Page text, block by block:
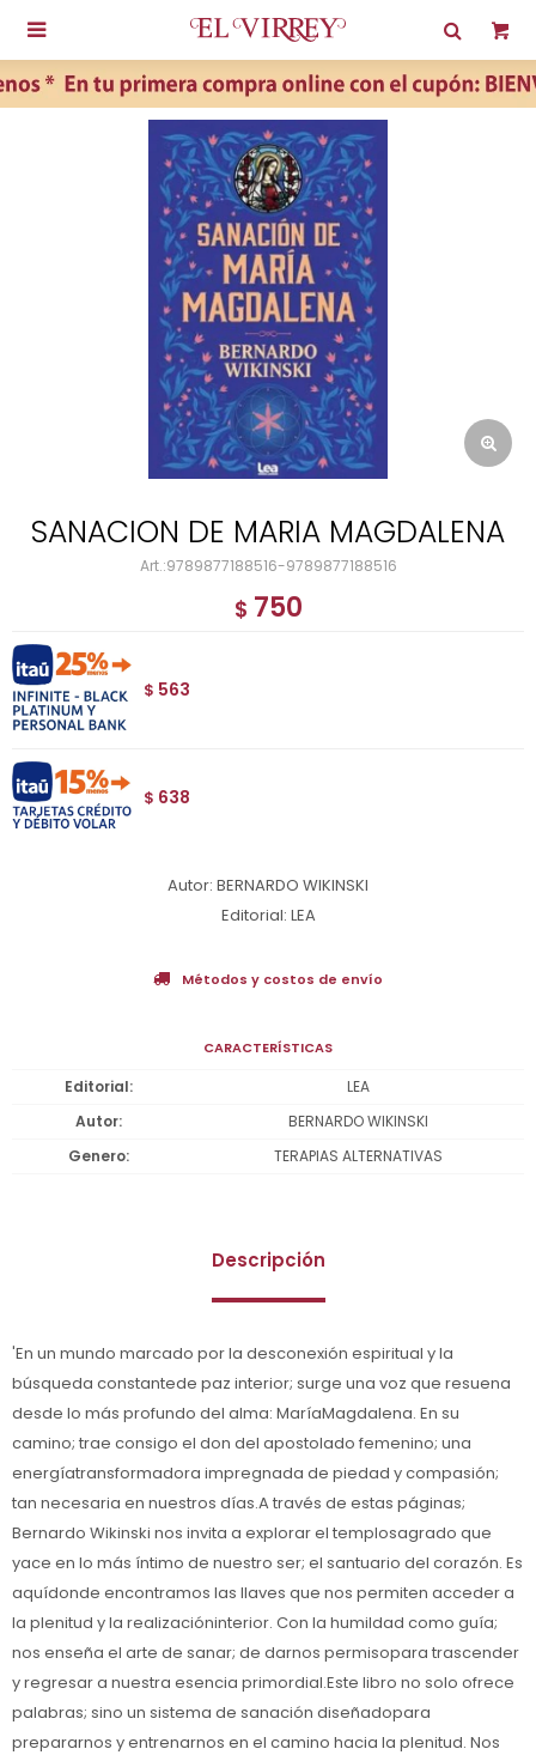

SANACION DE MARIA MAGDALENA
9789877188516-9789877188516
$ 750
$ 563
$ 638
Autor: BERNARDO WIKINSKI
Editorial: LEA
Métodos y costos de envío
CARACTERÍSTICAS
Editorial
LEA
Autor
BERNARDO WIKINSKI
Genero
TERAPIAS ALTERNATIVAS
Descripción
'En un mundo marcado por la desconexión espiritual y la
búsqueda constantede paz interior; surge una voz que resuena
desde lo más profundo del alma: MaríaMagdalena. En su
camino; trae consigo el don del apostolado femenino; una
energíatransformadora impregnada de piedad y compasión;
tan necesaria en nuestros días.A través de estas páginas;
Bernardo Wikinski nos invita a explorar el templosagrado que
yace en lo más íntimo de nuestro ser; el santuario del corazón. Es
aquídonde encontramos las llaves que nos permiten acceder a
la plenitud y la realizacióninterior. Con la humildad como guía;
nos enseña el arte de sanar; de darnos permisopara trascender
y regresar a nuestra esencia primordial.Este libro no solo ofrece
palabras; sino un sistema de sanación diseñadopara
prepararnos y entrenarnos en el camino hacia la plenitud. Nos